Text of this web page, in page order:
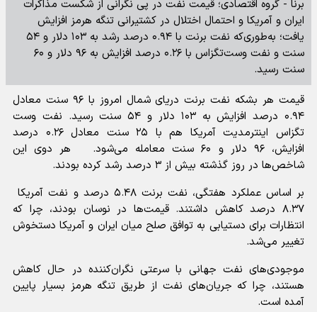
برنا - گروه اقتصادی؛ قیمت نفت در پی نگرانی از شکست مذاکرات
ایران و آمریکا و احتمال اختلال در کشتیرانی تنگه هرمز افزایش
یافت؛ به‌طوری‌که نفت برنت با ۰.۹۴ درصد رشد به ۱۰۳ دلار و ۵۴
سنت و نفت وست‌تگزاس با ۰.۲۶ درصد افزایش به ۹۶ دلار و ۶۰
سنت رسید.
قیمت هر بشکه نفت برنت دریای شمال امروز با ۹۶ سنت معادل
۰.۹۴ درصد افزایش به ۱۰۳ دلار و ۵۴ سنت رسید. نفت وست
تگزاس اینترمدیت آمریکا هم با ۲۵ سنت معادل ۰.۲۶ درصد
افزایش، ۹۶ دلار و ۶۰ سنت معامله می‌شود. هر دوی این
شاخص‌ها در روز گذشته بیش از ۳ درصد رشد کرده بودند.
بر اساس عملکرد هفتگی، نفت برنت ۵.۴۸ درصد و نفت آمریکا
۸.۳۷ درصد کاهش داشتند. قیمت‌ها در نوسان بودند، چرا که
انتظارات برای دستیابی به توافق صلح میان ایران و آمریکا دستخوش
تغییر می‌شد.
موجودی‌های نفت جهانی با سرعتی نگران‌کننده در حال کاهش
هستند، چرا که جریان‌های نفت از طریق تنگه هرمز بسیار پایین
آمده است.